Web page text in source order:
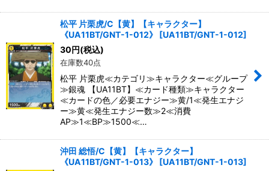
松平 片栗虎/C【黄】【キャラクター】
《UA11BT/GNT-1-012》
[UA11BT/GNT-1-012]
30円(税込)
在庫数40点
松平 片栗虎≪カテゴリ≫キャラクター≪グループ
≫銀魂 【UA11BT】≪カード種類≫キャラクター
≪カードの色／必要エナジー≫黄/1≪発生エナジ
ー≫黄≪発生エナジー数≫2≪消費
AP≫1≪BP≫1500≪…
沖田 総悟/C【黄】【キャラクター】
《UA11BT/GNT-1-013》
[UA11BT/GNT-1-013]